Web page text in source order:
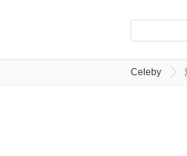
Celeby